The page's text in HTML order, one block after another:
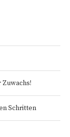
Schritten